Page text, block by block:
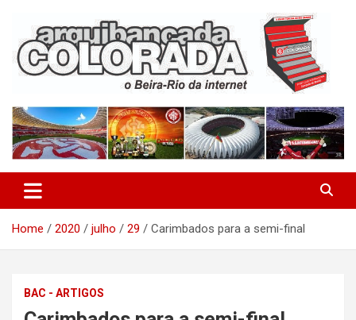
content
Arquibancada Colorada
Home 2020 julho 29 Carimbados para a semi-final
BAC - ARTIGOS